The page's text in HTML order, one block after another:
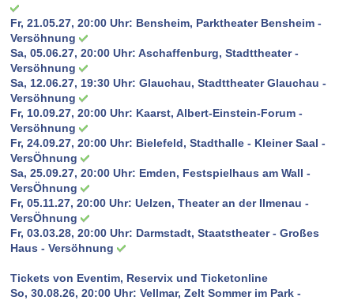
Fr, 21.05.27, 20:00 Uhr: Bensheim, Parktheater Bensheim -
Versöhnung
Sa, 05.06.27, 20:00 Uhr: Aschaffenburg, Stadttheater -
Versöhnung
Sa, 12.06.27, 19:30 Uhr: Glauchau, Stadttheater Glauchau -
Versöhnung
Fr, 10.09.27, 20:00 Uhr: Kaarst, Albert-Einstein-Forum -
Versöhnung
Fr, 24.09.27, 20:00 Uhr: Bielefeld, Stadthalle - Kleiner Saal -
VersÖhnung
Sa, 25.09.27, 20:00 Uhr: Emden, Festspielhaus am Wall -
VersÖhnung
Fr, 05.11.27, 20:00 Uhr: Uelzen, Theater an der Ilmenau -
VersÖhnung
Fr, 03.03.28, 20:00 Uhr: Darmstadt, Staatstheater - Großes
Haus - Versöhnung
Tickets von Eventim, Reservix und Ticketonline
So, 30.08.26, 20:00 Uhr: Vellmar, Zelt Sommer im Park -